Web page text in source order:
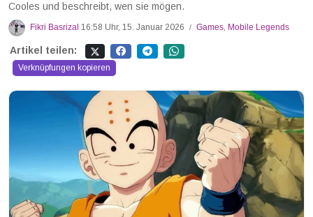
Cooles und beschreibt, wen sie mögen.
Fikri Basrizal 16:58 Uhr, 15. Januar 2026 / Games, Mobile Legends
Artikel teilen:
Verknüpfungen kopieren